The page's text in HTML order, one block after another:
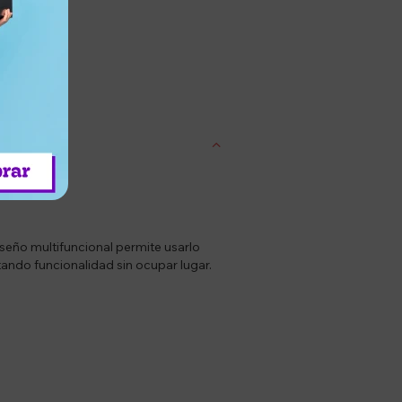
multifuncional permite usarlo
funcionalidad sin ocupar lugar.